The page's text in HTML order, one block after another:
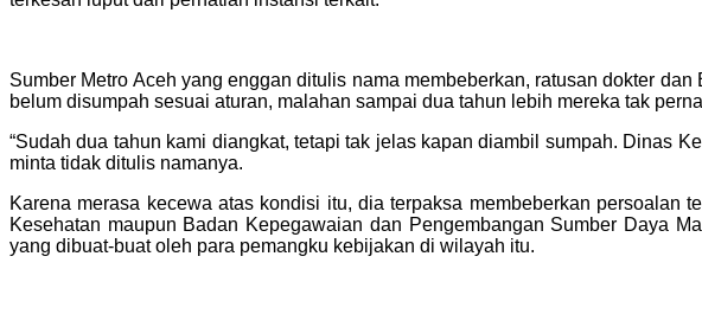
Sumber Metro Aceh yang enggan ditulis nama membeberkan, ratusan dokter
belum disumpah sesuai aturan, malahan sampai dua tahun lebih mereka tak
“Sudah dua tahun kami diangkat, tetapi tak jelas kapan diambil sumpah. Dinas
minta tidak ditulis namanya.
Karena merasa kecewa atas kondisi itu, dia terpaksa membeberkan
Kesehatan maupun Badan Kepegawaian dan Pengembangan Sumber Daya
yang dibuat-buat oleh para pemangku kebijakan di wilayah itu.